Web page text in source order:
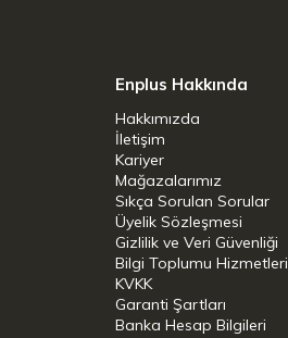
Kullanıma Uygunluk: Evet
Kullanıma Uygunluk: Evet
Makinesinde Yıkanabilme: Evet
Enplus Hakkında
Hakkımızda
İletişim
Kariyer
Mağazalarımız
Sıkça Sorulan Sorular
Üyelik Sözleşmesi
Gizlilik ve Veri Güvenliği
Bilgi Toplumu Hizmetleri
KVKK
Garanti Şartları
Banka Hesap Bilgileri